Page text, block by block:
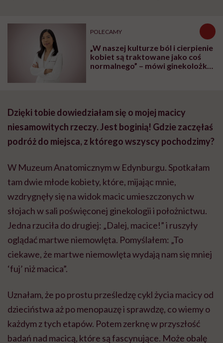
POLECAMY
„W naszej kulturze ból i cierpienie
kobiet są traktowane jako coś
normalnego” – mówi ginekolożka
Dzięki tobie dowiedziałam się o mojej macicy
niesamowitych rzeczy. Jest boginią! Gdzie zaczęłaś
podróż do miejsca, z którego wszyscy pochodzimy?
W Muzeum Anatomicznym w Edynburgu. Spotkałam
tam dwie młode kobiety, które, mijając mnie,
wzdrygnęły się na widok macic umieszczonych w
słojach w sali poświęconej ginekologii i położnictwu.
Jedna rzuciła do drugiej: „Dalej, macice!” i ruszyły
oglądać martwe niemowlęta. Pomyślałem: „To
ciekawe, że martwe niemowlęta wydają nam się mniej
‘fuj’ niż macica”.
Uznałam, że po prostu prześledzę cykl życia macicy od
dzieciństwa aż po menopauzę i sprawdzę, co wiemy o
każdym z tych etapów. Potem zerknę w przyszłość
badań nad macicą, które są fascynujące. Może obalę